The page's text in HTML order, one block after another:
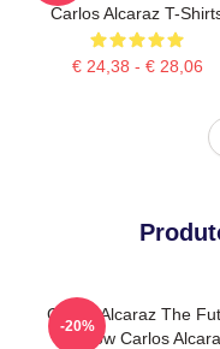
Carlos Alcaraz T-
€ 24,38 - € 28,06
Carlos Alcaraz The
Is Now Carlos
-20%